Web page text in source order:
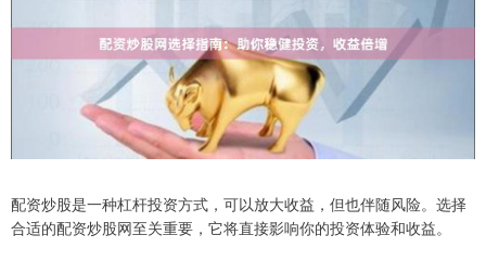
配资炒股是一种杠杆投资方式，可以放大收益，但也伴随风险。选择
合适的配资炒股网至关重要，它将直接影响你的投资体验和收益。